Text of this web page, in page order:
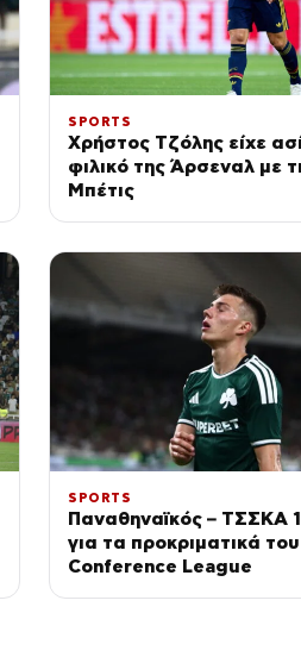
SPORTS
Χρήστος Τζόλης είχε
φιλικό της Άρσεναλ με
Μπέτις
SPORTS
Παναθηναϊκός – ΤΣΣΚΑ
για τα προκριματικά του
Conference League